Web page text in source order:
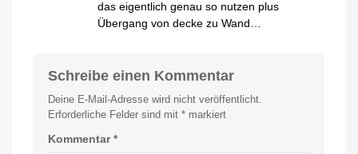
das eigentlich genau so nutzen plus
Übergang von decke zu Wand…
Schreibe einen Kommentar
Deine E-Mail-Adresse wird nicht veröffentlicht.
Erforderliche Felder sind mit * markiert
Kommentar*